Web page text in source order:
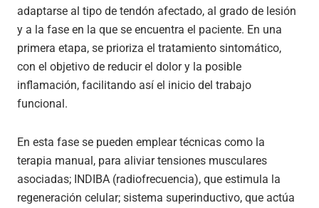
adaptarse al tipo de tendón afectado, al grado de lesión
y a la fase en la que se encuentra el paciente. En una
primera etapa, se prioriza el tratamiento sintomático,
con el objetivo de reducir el dolor y la posible
inflamación, facilitando así el inicio del trabajo
funcional.
En esta fase se pueden emplear técnicas como la
terapia manual, para aliviar tensiones musculares
asociadas; INDIBA (radiofrecuencia), que estimula la
regeneración celular; sistema superinductivo, que actúa